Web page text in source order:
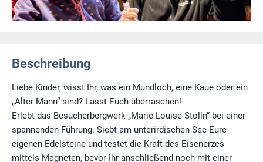
Beschreibung
Liebe Kinder, wisst Ihr, was ein Mundloch, eine Kaue oder ein
„Alter Mann“ sind? Lasst Euch überraschen!
Erlebt das Besucherbergwerk „Marie Louise Stolln“ bei einer
spannenden Führung. Siebt am unterirdischen See Eure
eigenen Edelsteine und testet die Kraft des Eisenerzes
mittels Magneten, bevor Ihr anschließend noch mit einer